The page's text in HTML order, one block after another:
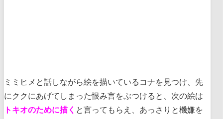
ミミヒメと話しながら絵を描いているコナを見つけ、先
にククにあげてしまった恨み言をぶつけると、次の絵は
トキオのために描く と言ってもらえ、あっさりと機嫌を